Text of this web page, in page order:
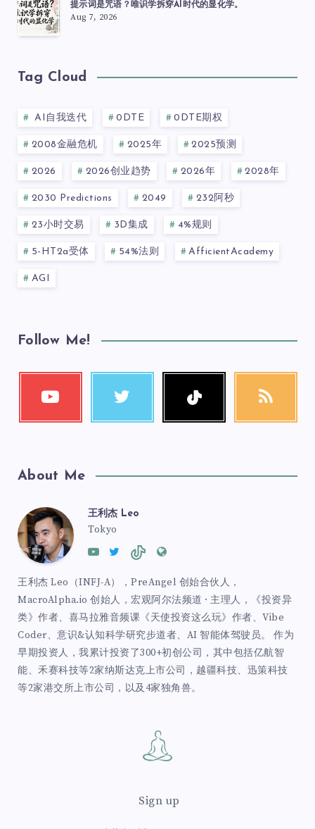
提示词是咒语？唯识学拆穿AI时代的显化学。
Aug 7, 2026
Tag Cloud
AI自我迭代 0DTE 0DTE期权
2008金融危机 2025年 2025预测
2026 2026创业趋势 2026年 2028年
2030 Predictions 2049 232阿秒
23小时交易 3D集成 4%规则
5-HT2a受体 54%法则 AfficientAcademy
AGI
Follow Me!
About Me
王利杰 Leo
Tokyo
王利杰 Leo（INFJ-A），PreAngel 创始合伙人，
MacroAlpha.io 创始人，宏观阿尔法频道 · 主理人，《投资异
类》作者、喜马拉雅音频课《天使投资这么玩》作者、Vibe
Coder、意识&认知科学研究步道者、AI 智能体驾驶员。 作为
早期投资人，我累计投资了300+初创公司，其中包括亿航智
能、禾赛科技等2家纳斯达克上市公司，越疆科技、迅策科技
等2家港交所上市公司，以及4家独角兽。
Sign up